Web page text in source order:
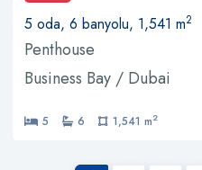
5 oda, 6 banyolu, 1,541 m2
Penthouse
Business Bay / Dubai
5 6 1,541 m2